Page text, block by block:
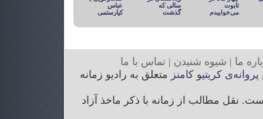
تابوت
می‌خوابیدم
سالی که
گذشت
عباس
کیارستمی
ه ما | شیوه شنیدن |تماس با ما
پروانه‌ی کریتیو کامنز متعلق به رادیو زمانه
نقل مطالب از زمانه با ذکر ماخذ آزاد